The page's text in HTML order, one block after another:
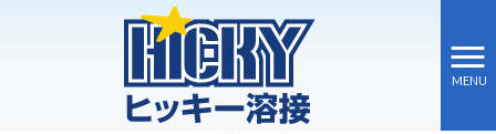
MENU
ヒッキー溶接 HOME
> 新着情報